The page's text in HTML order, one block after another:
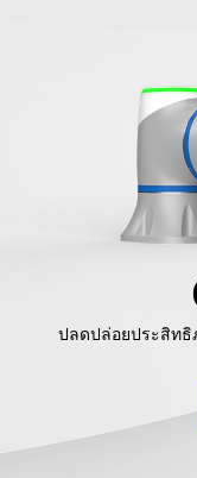
ปลดปล่อยประสิทธิ